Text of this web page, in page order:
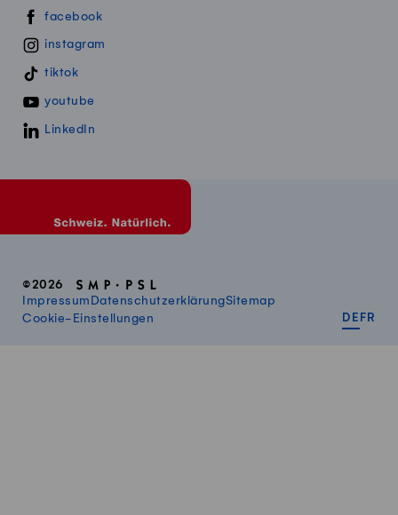
Swissmillk auf Social Media
facebook
instagram
tiktok
youtube
LinkedIn
©2026
Impressum DatenschutzerklärungSitemap
Cookie-Einstellungen
DE FR